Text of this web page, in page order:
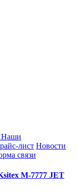
Наши
лист Новости
связи
M-7777 JET